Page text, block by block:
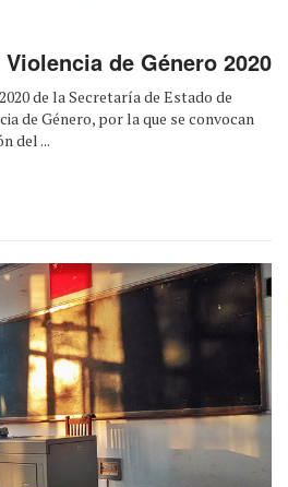
de Género 2020
de la Secretaría de Estado de
de Género, por la que se convocan
del ...